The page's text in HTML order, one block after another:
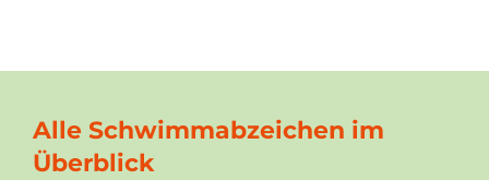
Alle Schwimmabzeichen im
Überblick